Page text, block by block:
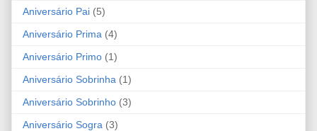
Aniversário Pai (5)
Aniversário Prima (4)
Aniversário Primo (1)
Aniversário Sobrinha (1)
Aniversário Sobrinho (3)
Aniversário Sogra (3)